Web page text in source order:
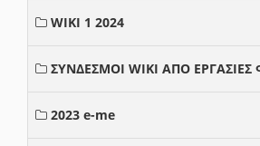
WIKI 1 2024
ΣΥΝΔΕΣΜΟΙ WIKI ΑΠΟ
2023 e-me